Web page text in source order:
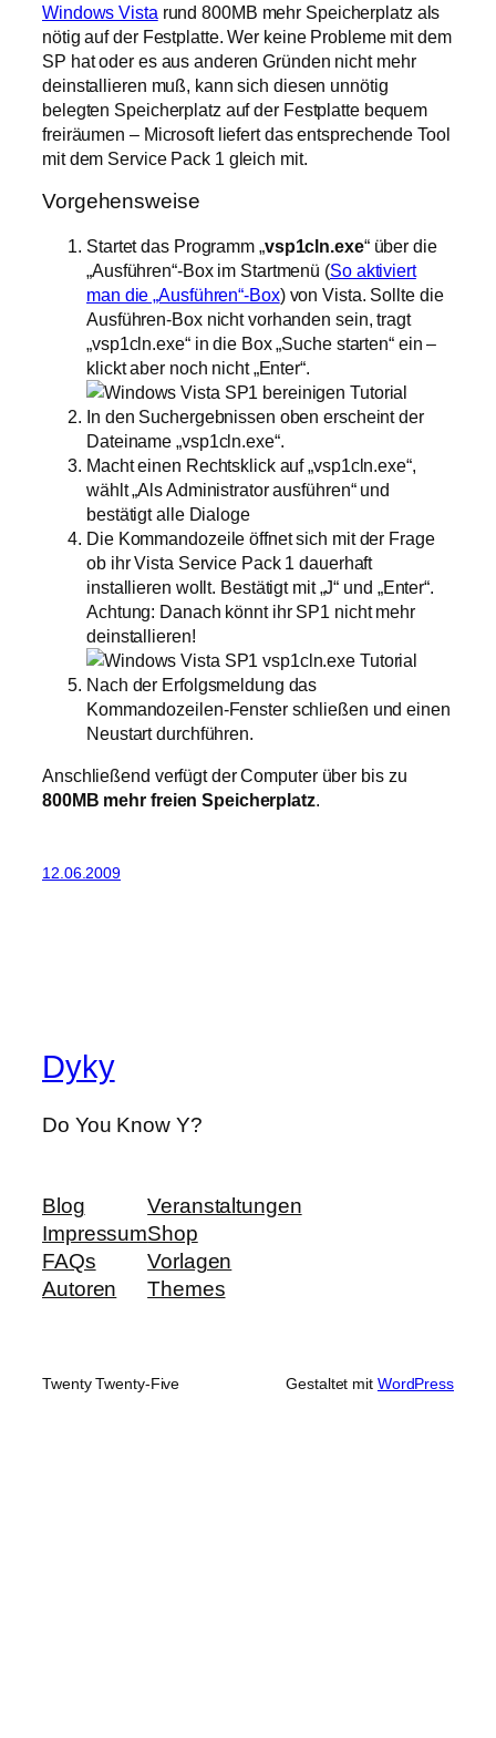
Windows Vista rund 800MB mehr Speicherplatz als
nötig auf der Festplatte. Wer keine Probleme mit dem
SP hat oder es aus anderen Gründen nicht mehr
deinstallieren muß, kann sich diesen unnötig
belegten Speicherplatz auf der Festplatte bequem
freiräumen – Microsoft liefert das entsprechende Tool
mit dem Service Pack 1 gleich mit.
Vorgehensweise
Startet das Programm „vsp1cln.exe“ über die
„Ausführen“-Box im Startmenü (So aktiviert
man die „Ausführen“-Box) von Vista. Sollte die
Ausführen-Box nicht vorhanden sein, tragt
„vsp1cln.exe“ in die Box „Suche starten“ ein –
klickt aber noch nicht „Enter“.
In den Suchergebnissen oben erscheint der
Dateiname „vsp1cln.exe“.
Macht einen Rechtsklick auf „vsp1cln.exe“,
wählt „Als Administrator ausführen“ und
bestätigt alle Dialoge
Die Kommandozeile öffnet sich mit der Frage
ob ihr Vista Service Pack 1 dauerhaft
installieren wollt. Bestätigt mit „J“ und „Enter“.
Achtung: Danach könnt ihr SP1 nicht mehr
deinstallieren!
Nach der Erfolgsmeldung das
Kommandozeilen-Fenster schließen und einen
Neustart durchführen.
Anschließend verfügt der Computer über bis zu
800MB mehr freien Speicherplatz.
12.06.2009
Dyky
Do You Know Y?
Blog
Impressum
FAQs
Autoren
Veranstaltungen
Shop
Vorlagen
Themes
Twenty Twenty-Five Gestaltet mit WordPress